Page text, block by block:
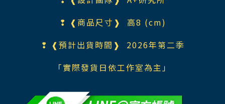
❢ ❰商品尺寸❱ 高8 (cm)
❢ ❰預計出貨時間❱ 2026年第二季
「實際發貨日依工作室為主」